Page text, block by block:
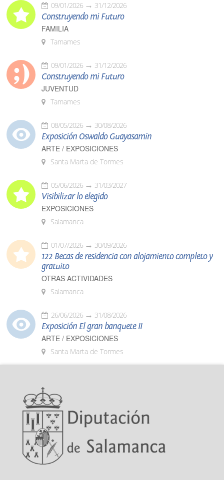
09/01/2026 31/12/2026
Construyendo mi Futuro
FAMILIA
Tamames
09/01/2026 31/12/2026
Construyendo mi Futuro
JUVENTUD
Tamames
08/05/2026 30/08/2026
Exposición Oswaldo Guayasamín
ARTE / EXPOSICIONES
Santa Marta de Tormes
05/06/2026 31/03/2027
Visibilizar lo elegido
EXPOSICIONES
Salamanca
01/07/2026 30/09/2026
122 Becas de residencia con alojamiento completo y
gratuito
OTRAS ACTIVIDADES
Salamanca
26/06/2026 31/08/2026
Exposición El gran banquete II
ARTE / EXPOSICIONES
Santa Marta de Tormes